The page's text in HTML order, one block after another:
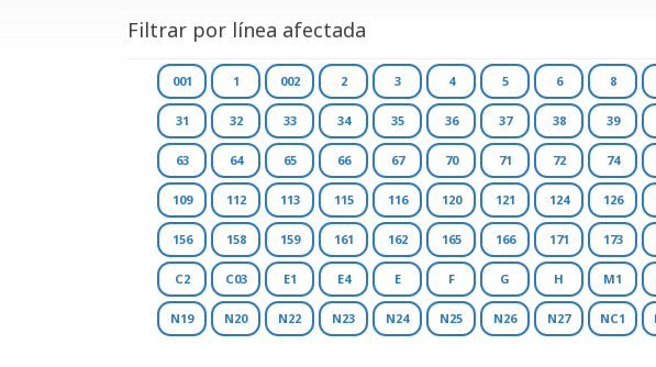
Filtrar por línea afectada
001 1 002 2 3 4 5 6 8
31 32 33 34 35 36 37 38 39
63 64 65 66 67 70 71 72 74
109 112 113 115 116 120 121 124 126
156 158 159 161 162 165 166 171 173
C2 C03 E1 E4 E F G H M1
N19 N20 N22 N23 N24 N25 N26 N27 NC1